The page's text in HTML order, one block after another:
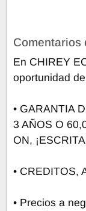
Comentarios
En CHIREY
oportunidad
• GARANTIA
3 AÑOS O
ON,
• CREDITOS,
• Precios a